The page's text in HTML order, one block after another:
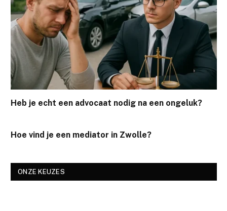
Heb je echt een advocaat nodig na een ongeluk?
Hoe vind je een mediator in Zwolle?
ONZE KEUZES